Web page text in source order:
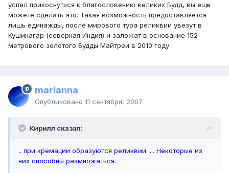
успел прикоснуться к благословению великих Будд, вы еще
можете сделать это. Такая возможность предоставляется
лишь единажды, после мирового тура реликвии увезут в
Кушинагар (северная Индия) и заложат в основание 152
метрового золотого Будды Майтреи в 2010 году.
marianna
Опубликовано 11 сентября, 2007
Кирилл сказал:
.. при кремации образуются реликвии. ... Некоторые из
них способны размножаться.